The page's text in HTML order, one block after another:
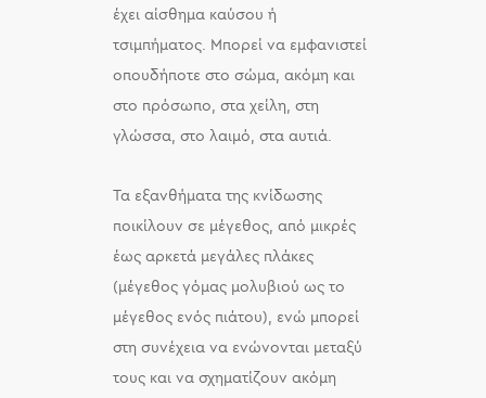
έχει αίσθημα καύσου ή
τσιμπήματος. Μπορεί να εμφανιστεί
οπουδήποτε στο σώμα, ακόμη και
στο πρόσωπο, στα χείλη, στη
γλώσσα, στο λαιμό, στα αυτιά.
Τα εξανθήματα της κνίδωσης
ποικίλουν σε μέγεθος, από μικρές
έως αρκετά μεγάλες πλάκες
(μέγεθος γόμας μολυβιού ως το
μέγεθος ενός πιάτου), ενώ μπορεί
στη συνέχεια να ενώνονται μεταξύ
τους και να σχηματίζουν ακόμη